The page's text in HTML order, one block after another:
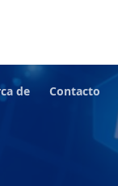
de Contacto